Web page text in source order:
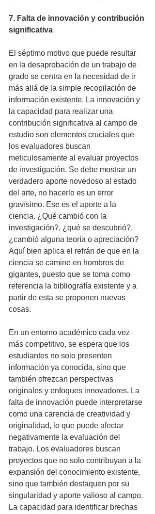
7. Falta de innovación y contribución
significativa
El séptimo motivo que puede resultar
en la desaprobación de un trabajo de
grado se centra en la necesidad de ir
más allá de la simple recopilación de
información existente. La innovación y
la capacidad para realizar una
contribución significativa al campo de
estudio son elementos cruciales que
los evaluadores buscan
meticulosamente al evaluar proyectos
de investigación. Se debe mostrar un
verdadero aporte novedoso al estado
del arte, no hacerlo es un error
gravísimo. Ese es el aporte a la
ciencia. ¿Qué cambió con la
investigación?, ¿qué se descubrió?,
¿cambió alguna teoría o apreciación?
Aquí bien aplica el refrán de que en la
ciencia se camine en hombros de
gigantes, puesto que se toma como
referencia la bibliografía existente y a
partir de esta se proponen nuevas
cosas.
En un entorno académico cada vez
más competitivo, se espera que los
estudiantes no solo presenten
información ya conocida, sino que
también ofrezcan perspectivas
originales y enfoques innovadores. La
falta de innovación puede interpretarse
como una carencia de creatividad y
originalidad, lo que puede afectar
negativamente la evaluación del
trabajo. Los evaluadores buscan
proyectos que no solo contribuyan a la
expansión del conocimiento existente,
sino que también destaquen por su
singularidad y aporte valioso al campo.
La capacidad para identificar brechas